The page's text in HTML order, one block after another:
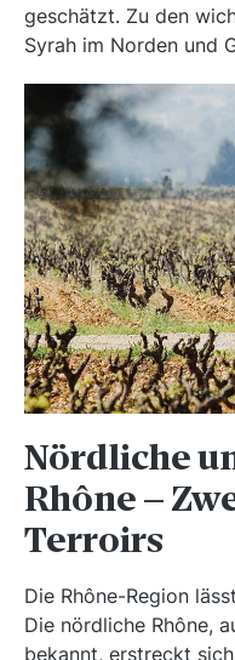
geschätzt. Zu den
Syrah im Norden und
Nördliche
Rhône –
Terroirs
Die Rhône-Region
Die nördliche Rhône,
bekannt, erstreckt